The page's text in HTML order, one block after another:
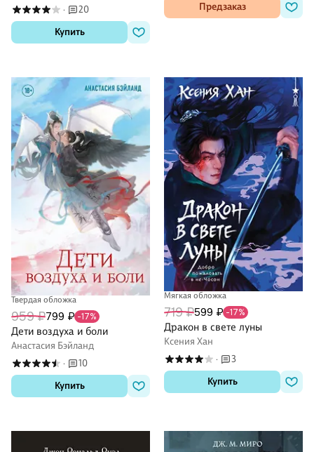
·
20
Купить
Предзаказ
Твердая обложка
959 ₽799 ₽ -17%
Дети воздуха и боли
Анастасия Бэйланд
·
10
Купить
Мягкая обложка
719 ₽599 ₽ -17%
Дракон в свете луны
Ксения Хан
·
3
Купить